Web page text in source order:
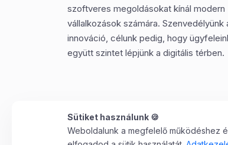
szoftveres megoldásokat kínál modern
vállalkozások számára. Szenvedélyünk
innováció, célunk pedig, hogy
együtt szintet lépjünk a digitális térben.
©2025 Minden jog fenntartva. S&A
Sütiket használunk 🍪
Weboldalunk a megfelelő működéshez